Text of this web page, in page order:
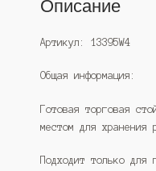
Описание
Артикул: 13395W4
Общая информация:
Готовая торговая
местом для хранения
Подходит только